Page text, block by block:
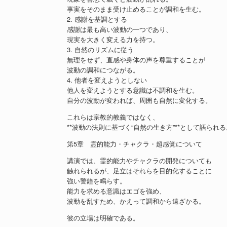
事実をそのまま受け止めることが調和を生む。
2. 感謝を基調とする
感謝は最も高い波動の一つであり、
現実を大きく変える力を持つ。
3. 自然のリズムに従う
無理をせず、直感や身体の声を尊重することが
波動の調和につながる。
4. 他者を変えようとしない
他人を変えようとする意識は不調和を生む。
自分の波動が変われば、周囲も自然に変化する。
これらは宗教的教義ではなく、
**波動の法則に基づく“自然の生き方”**として語られ
第5章 霊的能力・チャクラ・超感覚について
講演では、霊的能力やチャクラの開発についても
触れられるが、足立はそれらを目的化することに
強い警鐘を鳴らす。
能力を求める意識はエゴを強め、
波動を乱すため、かえって調和から遠ざかる。
彼の立場は明確である。